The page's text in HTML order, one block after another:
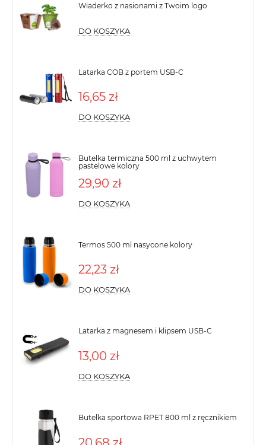
Wiaderko z nasionami z Twoim logo
DO KOSZYKA
Latarka COB z portem USB-C
16,65 zł
DO KOSZYKA
Butelka termiczna 500 ml z uchwytem
pastelowe kolory
29,90 zł
DO KOSZYKA
Termos 500 ml nasycone kolory
22,23 zł
DO KOSZYKA
Latarka z magnesem i klipsem USB-C
13,00 zł
DO KOSZYKA
Butelka sportowa RPET 800 ml z ręcznikiem